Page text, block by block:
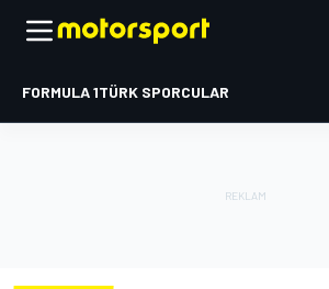
FORMULA 1TÜRK SPORCULAR